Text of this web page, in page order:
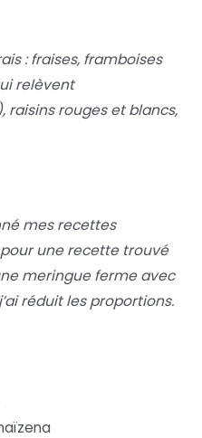
: fraises, framboises
relèvent
rouges et blancs,
mes recettes
une recette trouvé
meringue ferme avec
réduit les proportions.